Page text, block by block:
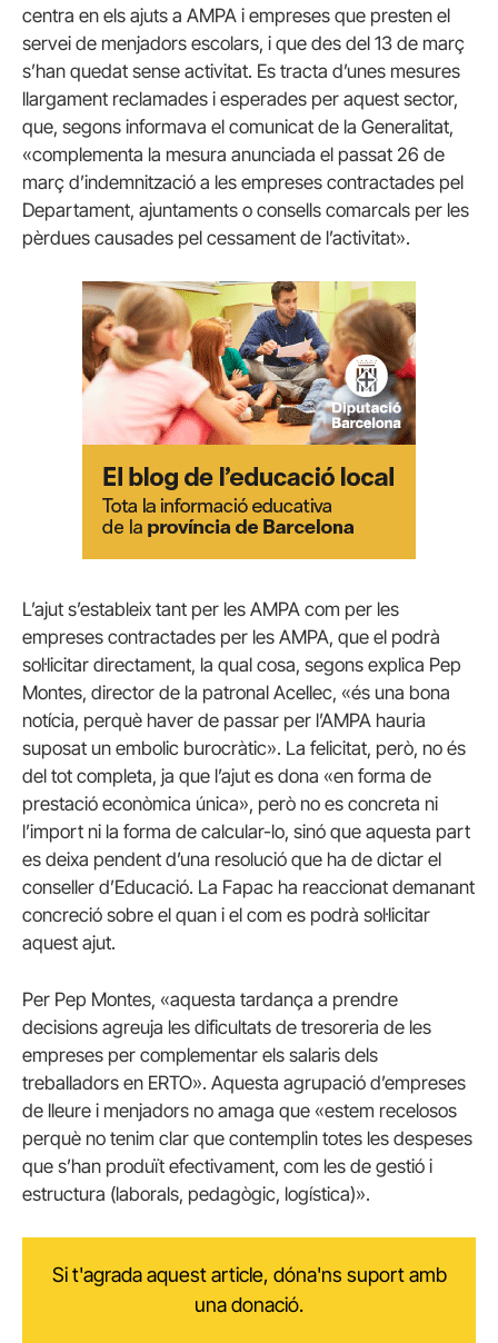
centra en els ajuts a AMPA i empreses que presten el
servei de menjadors escolars, i que des del 13 de març
s’han quedat sense activitat. Es tracta d’unes mesures
llargament reclamades i esperades per aquest sector,
que, segons informava el comunicat de la Generalitat,
«complementa la mesura anunciada el passat 26 de
març d’indemnització a les empreses contractades pel
Departament, ajuntaments o consells comarcals per les
pèrdues causades pel cessament de l’activitat».
L’ajut s’estableix tant per les AMPA com per les
empreses contractades per les AMPA, que el podrà
sol·licitar directament, la qual cosa, segons explica Pep
Montes, director de la patronal Acellec, «és una bona
notícia, perquè haver de passar per l’AMPA hauria
suposat un embolic burocràtic». La felicitat, però, no és
del tot completa, ja que l’ajut es dona «en forma de
prestació econòmica única», però no es concreta ni
l’import ni la forma de calcular-lo, sinó que aquesta part
es deixa pendent d’una resolució que ha de dictar el
conseller d’Educació. La Fapac ha reaccionat demanant
concreció sobre el quan i el com es podrà sol·licitar
aquest ajut.
Per Pep Montes, «aquesta tardança a prendre
decisions agreuja les dificultats de tresoreria de les
empreses per complementar els salaris dels
treballadors en ERTO». Aquesta agrupació d’empreses
de lleure i menjadors no amaga que «estem recelosos
perquè no tenim clar que contemplin totes les despeses
que s’han produït efectivament, com les de gestió i
estructura (laborals, pedagògic, logística)».
Si t'agrada aquest article, dóna'ns suport amb
una donació.